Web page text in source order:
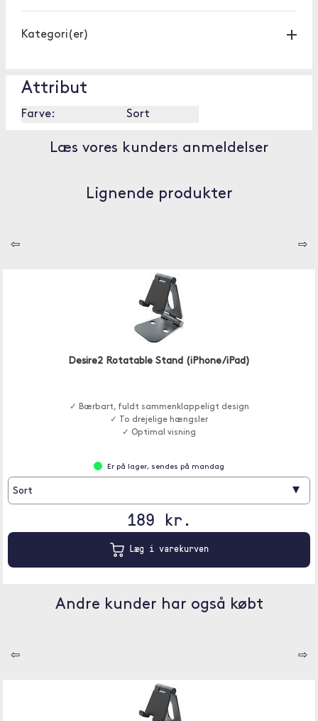
Kategori(er)
Attribut
Farve: Sort
Læs vores kunders anmeldelser
Lignende produkter
⇦ ⇨
Desire2 Rotatable Stand (iPhone/iPad)
✓ Bærbart, fuldt sammenklappeligt design
✓ To drejelige hængsler
✓ Optimal visning
Er på lager, sendes på mandag
Sort ▾
189 kr.
Læg i varekurven
Andre kunder har også købt
⇦ ⇨